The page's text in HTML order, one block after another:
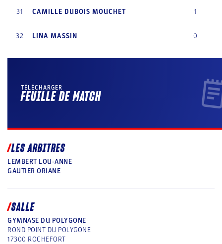
31 CAMILLE DUBOIS MOUCHET 1
32 LINA MASSIN 0
TÉLÉCHARGER
FEUILLE DE MATCH
LES ARBITRES
LEMBERT LOU-ANNE
GAUTIER ORIANE
SALLE
GYMNASE DU POLYGONE
ROND POINT DU POLYGONE
17300 ROCHEFORT